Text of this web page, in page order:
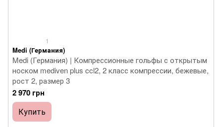
1
Medi (Германия)
Medi (Германия) | Компрессионные гольфы с открытым
носком mediven plus ccl2, 2 класс компрессии, бежевые,
рост 2, размер 3
2 970 грн
Купить